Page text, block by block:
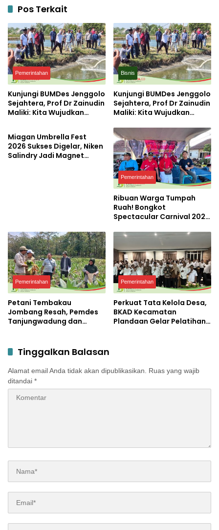
Pos Terkait
Pemerintahan
Kunjungi BUMDes Jenggolo
Sejahtera, Prof Dr Zainudin
Maliki: Kita Wujudkan
Bisnis
Kunjungi BUMDes Jenggolo
Sejahtera, Prof Dr Zainudin
Maliki: Kita Wujudkan
dengan Potensi Desa
Pemerintahan
Miagan Umbrella Fest
2026 Sukses Digelar, Niken
Salindry Jadi Magnet
Pemerintahan
Ribuan Warga Tumpah
Ruah! Bongkot
Spectacular Carnival 2026
Terbesar di Peterongan
Pemerintahan
Petani Tembakau
Jombang Resah, Pemdes
Tanjungwadung dan
Pemerintahan
Perkuat Tata Kelola Desa,
BKAD Kecamatan
Plandaan Gelar Pelatihan
Tinggalkan Balasan
Alamat email Anda tidak akan dipublikasikan.
Ruas yang wajib
ditandai *